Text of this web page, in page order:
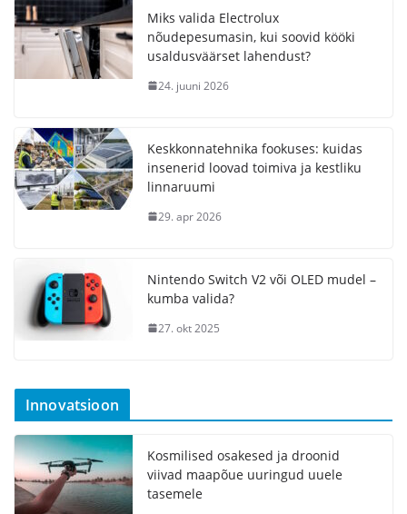
Miks valida Electrolux
nõudepesumasin, kui soovid kööki
usaldusväärset lahendust?
24. juuni 2026
Keskkonnatehnika fookuses: kuidas
insenerid loovad toimiva ja kestliku
linnaruumi
29. apr 2026
Nintendo Switch V2 või OLED mudel –
kumba valida?
27. okt 2025
Innovatsioon
Kosmilised osakesed ja droonid
viivad maapõue uuringud uuele
tasemele